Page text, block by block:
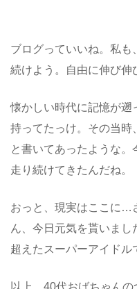
ブログっていいね。私も
続けよう。自由に伸び伸
懐かしい時代に記憶が遡
持ってたっけ。その当時
と書いてあったような。
走り続けてきたんだね。
おっと、現実はここに…
ん、今日元気を貰いま
超えたスーパーアイドル